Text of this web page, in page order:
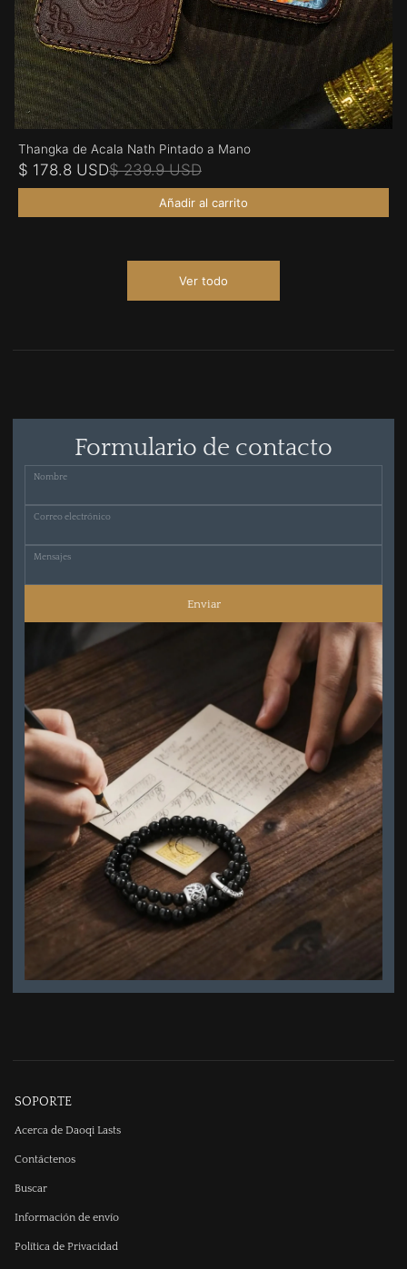
Thangka de Acala Nath Pintado a Mano
$ 178.8 USD$ 239.9 USD
Añadir al carrito
Ver todo
Formulario de contacto
Nombre
Correo electrónico
Mensajes
Enviar
SOPORTE
Acerca de Daoqi Lasts
Contáctenos
Buscar
Información de envío
Política de Privacidad